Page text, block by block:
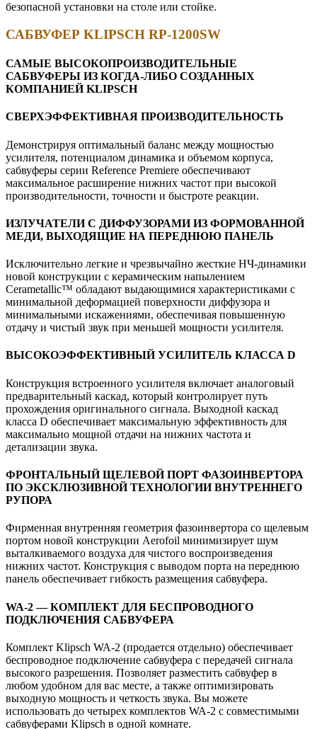
безопасной установки на столе или стойке.
САБВУФЕР KLIPSCH RP-1200SW
САМЫЕ ВЫСОКОПРОИЗВОДИТЕЛЬНЫЕ
САБВУФЕРЫ ИЗ КОГДА-ЛИБО СОЗДАННЫХ
КОМПАНИЕЙ KLIPSCH
СВЕРХЭФФЕКТИВНАЯ ПРОИЗВОДИТЕЛЬНОСТЬ
Демонстрируя оптимальный баланс между мощностью
усилителя, потенциалом динамика и объемом корпуса,
сабвуферы серии Reference Premiere обеспечивают
максимальное расширение нижних частот при высокой
производительности, точности и быстроте реакции.
ИЗЛУЧАТЕЛИ С ДИФФУЗОРАМИ ИЗ ФОРМОВАННОЙ
МЕДИ, ВЫХОДЯЩИЕ НА ПЕРЕДНЮЮ ПАНЕЛЬ
Исключительно легкие и чрезвычайно жесткие НЧ-динамики
новой конструкции с керамическим напылением
Cerametallic™ обладают выдающимися характеристиками с
минимальной деформацией поверхности диффузора и
минимальными искажениями, обеспечивая повышенную
отдачу и чистый звук при меньшей мощности усилителя.
ВЫСОКОЭФФЕКТИВНЫЙ УСИЛИТЕЛЬ КЛАССА D
Конструкция встроенного усилителя включает аналоговый
предварительный каскад, который контролирует путь
прохождения оригинального сигнала. Выходной каскад
класса D обеспечивает максимальную эффективность для
максимально мощной отдачи на нижних частота и
детализации звука.
ФРОНТАЛЬНЫЙ ЩЕЛЕВОЙ ПОРТ ФАЗОИНВЕРТОРА
ПО ЭКСКЛЮЗИВНОЙ ТЕХНОЛОГИИ ВНУТРЕННЕГО
РУПОРА
Фирменная внутренняя геометрия фазоинвертора со щелевым
портом новой конструкции Aerofoil минимизирует шум
выталкиваемого воздуха для чистого воспроизведения
нижних частот. Конструкция с выводом порта на переднюю
панель обеспечивает гибкость размещения сабвуфера.
WA-2 — КОМПЛЕКТ ДЛЯ БЕСПРОВОДНОГО
ПОДКЛЮЧЕНИЯ САБВУФЕРА
Комплект Klipsch WA-2 (продается отдельно) обеспечивает
беспроводное подключение сабвуфера с передачей сигнала
высокого разрешения. Позволяет разместить сабвуфер в
любом удобном для вас месте, а также оптимизировать
выходную мощность и четкость звука. Вы можете
использовать до четырех комплектов WA-2 с совместимыми
сабвуферами Klipsch в одной комнате.